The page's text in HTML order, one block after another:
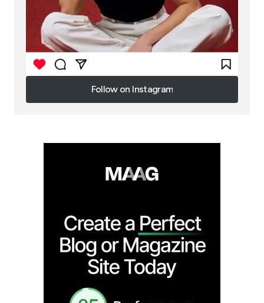
Follow on Instagram
Follow on Instagram